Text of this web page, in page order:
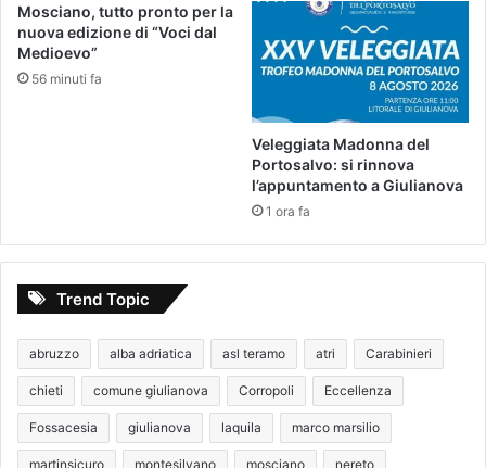
Mosciano, tutto pronto per la
nuova edizione di “Voci dal
Medioevo”
56 minuti fa
Veleggiata Madonna del
Portosalvo: si rinnova
l’appuntamento a Giulianova
1 ora fa
Trend Topic
abruzzo alba adriatica asl teramo atri Carabinieri
chieti comune giulianova Corropoli Eccellenza
Fossacesia giulianova laquila marco marsilio
martinsicuro montesilvano mosciano nereto